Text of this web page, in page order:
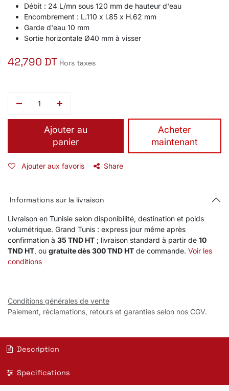
Débit : 24 L/mn sous 120 mm de hauteur d'eau
Encombrement : L.110 x l.85 x H.62 mm
Garde d'eau 10 mm
Sortie horizontale Ø40 mm à visser
42,790 DT Hors taxes
Ajouter au
panier
​Acheter
maintenant
Ajouter aux favoris Share
Informations sur la livraison
Livraison en Tunisie selon disponibilité, destination et poids
volumétrique. Grand Tunis : express jour même après
confirmation à 35 TND HT ; livraison standard à partir de 10
TND HT, ou gratuite dès 300 TND HT de commande. Voir les
conditions
Conditions générales de vente
Paiement, réclamations, retours et garanties selon nos CGV.
Description
Specifications